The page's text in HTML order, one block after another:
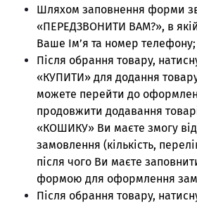
Шляхом заповнення форми
«ПЕРЕДЗВОНИТИ ВАМ?», в
Ваше Ім’я та номер телефону;
Після обрання товару,
«КУПИТИ» для додання
можете перейти до
продовжити додавання
«КОШИКУ» Ви маєте змогу
замовлення (кількість,
після чого Ви маєте
формою для оформлення
Після обрання товару,